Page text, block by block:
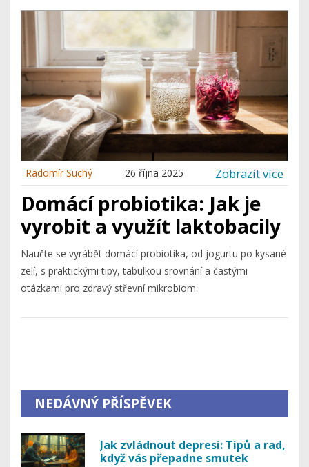
Radomír Suchý 26 října 2025 Zobrazit více
Domácí probiotika: Jak je
vyrobit a využít laktobacily
Naučte se vyrábět domácí probiotika, od jogurtu po kysané
zelí, s praktickými tipy, tabulkou srovnání a častými
otázkami pro zdravý střevní mikrobiom.
NEDÁVNÝ PŘÍSPĚVEK
Jak zvládnout depresi: Tipů a rad,
když vás přepadne smutek